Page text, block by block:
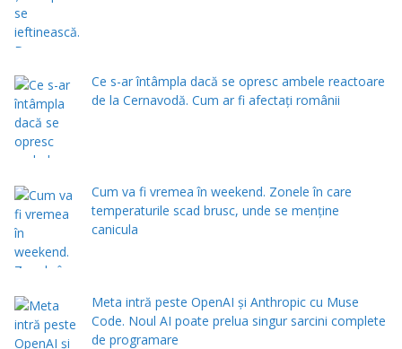
Ce s-ar întâmpla dacă se opresc ambele reactoare
de la Cernavodă. Cum ar fi afectați românii
Cum va fi vremea în weekend. Zonele în care
temperaturile scad brusc, unde se menţine
canicula
Meta intră peste OpenAI și Anthropic cu Muse
Code. Noul AI poate prelua singur sarcini complete
de programare